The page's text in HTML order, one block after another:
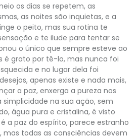
os dias se repetem, as
as noites são inquietas, e a
o peito, mas sua rotina te
e te ilude para tentar se
o único que sempre esteve ao
é grato por tê-lo, mas nunca foi
e no lugar dela foi
apenas existe e nada mais,
a paz, enxerga a pureza nos
simplicidade na sua ação, sem
água pura e cristalina, é visto
a paz do espírito, parece estranho
todas as consciências devem